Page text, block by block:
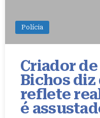
Polícia
Criador
Bichos
reflete
é